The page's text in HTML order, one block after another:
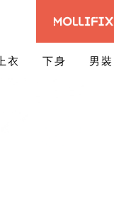
上衣 下身 男裝